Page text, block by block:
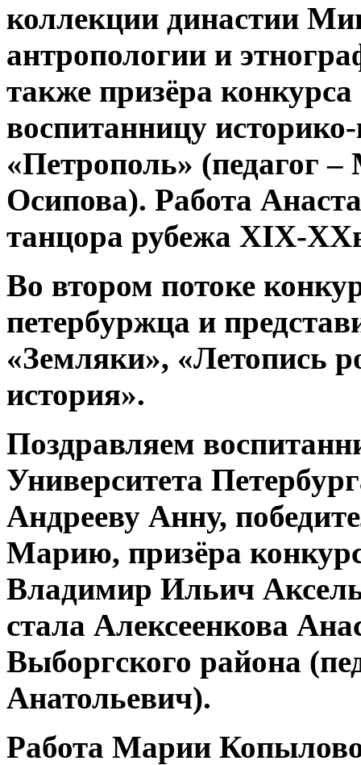
коллекции династии
антропологии и
также призёра
воспитанницу
«Петрополь» (педагог
Осипова). Работа
танцора рубежа XIX-
Во втором потоке
петербуржца и
«Земляки», «Летопись
история».
Поздравляем
Университета
Андрееву Анну,
Марию, призёра
Владимир Ильич
стала Алексеенкова
Выборгского района
Анатольевич).
Работа Марии